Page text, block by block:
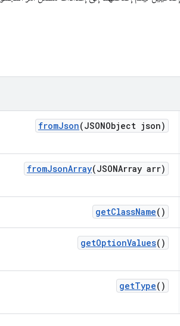
fromJson(JSONObject json)
fromJsonArray(JSONArray arr)
getClassName()
getOptionValues()
getType()